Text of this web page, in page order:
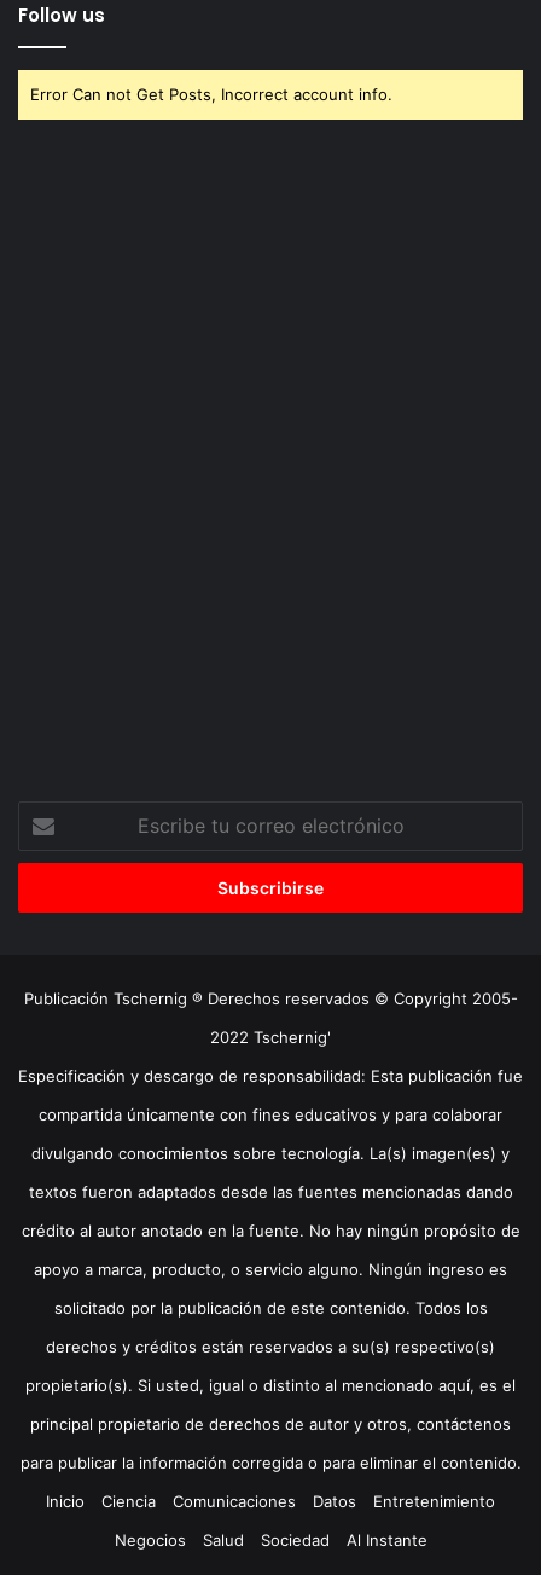
Follow us
Error Can not Get Posts, Incorrect account info.
correo
Publicación Tschernig ® Derechos reservados © Copyright 2005-
2022 Tschernig'
Especificación y descargo de responsabilidad: Esta publicación fue
compartida únicamente con fines educativos y para colaborar
divulgando conocimientos sobre tecnología. La(s) imagen(es) y
textos fueron adaptados desde las fuentes mencionadas dando
crédito al autor anotado en la fuente. No hay ningún propósito de
apoyo a marca, producto, o servicio alguno. Ningún ingreso es
solicitado por la publicación de este contenido. Todos los
derechos y créditos están reservados a su(s) respectivo(s)
propietario(s). Si usted, igual o distinto al mencionado aquí, es el
principal propietario de derechos de autor y otros, contáctenos
para publicar la información corregida o para eliminar el contenido.
Inicio
Ciencia Comunicaciones Datos
Entretenimiento
Negocios
Salud Sociedad Al Instante